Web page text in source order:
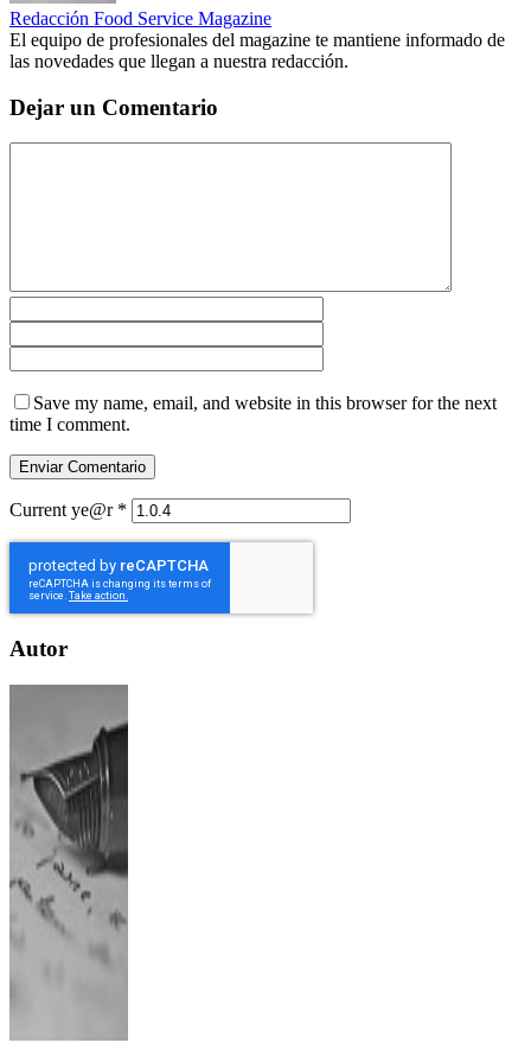
Redacción Food Service Magazine
El equipo de profesionales del magazine te mantiene informado de
las novedades que llegan a nuestra redacción.
Dejar un Comentario
Save my name, email, and website in this browser for the next
time I comment.
Current ye@r *
Autor